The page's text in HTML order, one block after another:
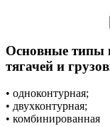
Основные типы
тягачей и
• одноконтурная;
• двухконтурная;
• комбинированная